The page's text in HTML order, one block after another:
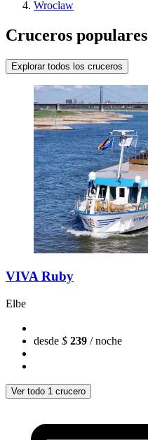
Wroclaw
Cruceros populares
Explorar todos los cruceros
VIVA Ruby
Elbe
desde $ 239 / noche
Ver todo 1 crucero